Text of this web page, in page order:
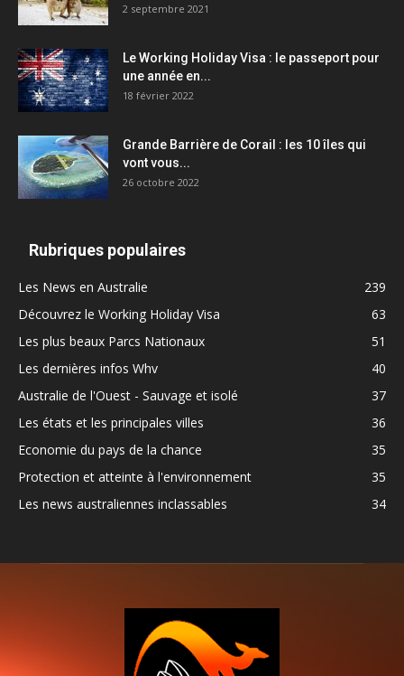
2 septembre 2021
Le Working Holiday Visa : le passeport pour
une année en...
18 février 2022
Grande Barrière de Corail : les 10 îles qui
vont vous...
26 octobre 2022
Rubriques populaires
Les News en Australie
239
Découvrez le Working Holiday Visa
63
Les plus beaux Parcs Nationaux
51
Les dernières infos Whv
40
Australie de l'Ouest - Sauvage et isolé
37
Les états et les principales villes
36
Economie du pays de la chance
35
Protection et atteinte à l'environnement
35
Les news australiennes inclassables
34